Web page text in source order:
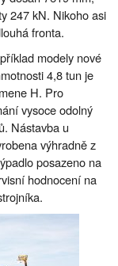
247 kN. Nikoho asi
fronta.
modely nové
4,8 tun je
H. Pro
vysoce odolný
Nástavba u
výhradně z
posazeno na
hodnocení na